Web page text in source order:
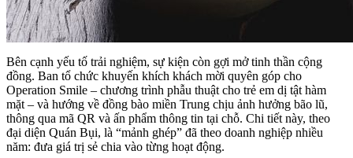
Bên cạnh yếu tố trải nghiệm, sự kiện còn gợi mở tinh thần cộng
đồng. Ban tổ chức khuyến khích khách mời quyên góp cho
Operation Smile – chương trình phẫu thuật cho trẻ em dị tật hàm
mặt – và hướng về đồng bào miền Trung chịu ảnh hưởng bão lũ,
thông qua mã QR và ấn phẩm thông tin tại chỗ. Chi tiết này, theo
đại diện Quán Bụi, là “mảnh ghép” đã theo doanh nghiệp nhiều
năm: đưa giá trị sẻ chia vào từng hoạt động.